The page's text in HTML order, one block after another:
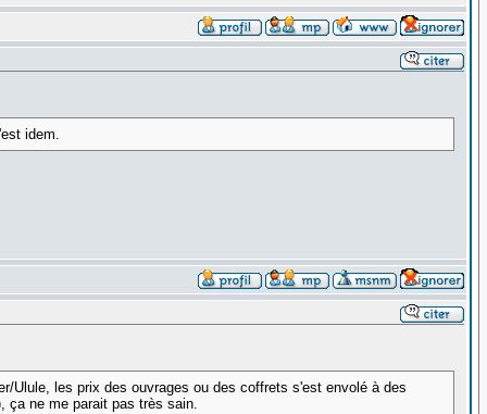
idem.
Ulule, les prix des ouvrages ou des coffrets s'est envolé à des
ça ne me parait pas très sain.